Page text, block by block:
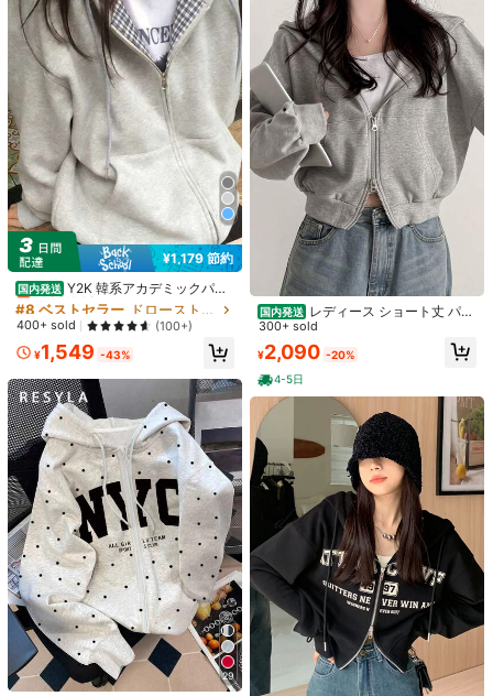
8
Asiteo 5ペア カートゥーン アイラッ
シュ、透明で細いラッシュステム付
きフェアリーアイラッシュ、ナチュ
ラルでソフトな偽アイラッシュ付き
カートゥーンデーモンアイラッシ
ュ、初心者に適しています
高リピート率
2.7k+ sold
¥395
透明なローズゴールドのハート型プ
ールフロート、グリッター入りイン
フレータブルハート型スイミングリ
ング大人用、かわいい夏の水上フロ
ーティングデコレーション
#4 ベストセラー に ポリ塩化ビニル 子供用水泳用フロート
高リピート率 売り切れ間近！
#4 ベストセラー に ポリ塩化ビニル 子供用水泳用フロート
高リピート率 売り切れ間近！
#4 ベストセラー に ポリ塩化ビニル 子供用水泳用フロート
高リピート率 売り切れ間近！
#4 ベストセラー に ポリ塩化ビニル 子供用水泳用フロート
高リピート率 売り切れ間近！
2k+ sold (500+)
¥651
4個セット ウィングタッセル ビーズ
レイヤード ブレスレットセット
#1 ベストセラー ネイビーブルー 女性のブレスレット
売り切れ間近！
#1 ベストセラー ネイビーブルー 女性のブレスレット
売り切れ間近！
#1 ベストセラー ネイビーブルー 女性のブレスレット
売り切れ間近！
#1 ベストセラー ネイビーブルー 女性のブレスレット
売り切れ間近！
1.1k+ sold (1000+)
211 -25%
1個 野球帽用洗濯バッグ、キャップ
クリーニングツール、洗濯機対応 変
形防止 保護洗濯バッグ兼キャップホ
ルダー
#1 ベストセラー
売り切れ間近！
#1 ベストセラー に 洗濯用具アクセサリー
売り切れ間近！
#1 ベストセラー に 洗濯用具アクセサリー
売り切れ間近！
#1 ベストセラー に 洗濯用具アクセサリー
売り切れ間近！
5.1k+ sold
513 -10%
¥1,179 節約
国内発送 Y2K 韓系アカデミックパー
カー チェックライナーオーバーサイ
ズ 秋冬日常出街必携
#8 ベストセラー ドローストリング レディーススウェットシャツ
売り切れ間近！
#8 ベストセラー
売り切れ間近！
#8 ベストセラー
売り切れ間近！
#8 ベストセラー ドローストリング レディーススウェットシャツ
売り切れ間近！
400+ sold (100+)
¥1,549 -43%
29
国内発送 レディース ショート丈 パー
カー ジップアップ フード付き オー
バーサイズ 韓国風 カジュアル ライ
トアウター 春秋新作 おしゃれ 体型
カバー
300+ sold
¥2,090 -20%
4-5日